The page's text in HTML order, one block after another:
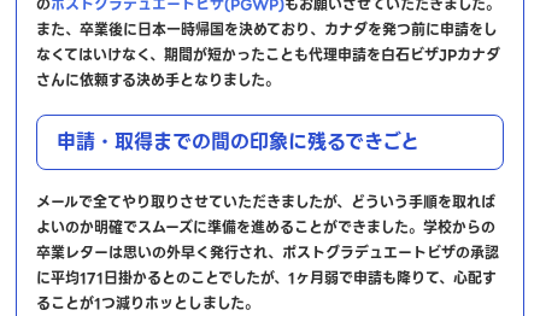
また、卒業後に日本一時帰国を決めており、カナダを発つ前に申請をし
なくてはいけなく、期間が短かったことも代理申請を白石ビザJPカナダ
さんに依頼する決め手となりました。
申請・取得までの間の印象に残るできごと
メールで全てやり取りさせていただきましたが、どういう手順を取れば
よいのか明確でスムーズに準備を進めることができました。学校からの
卒業レターは思いの外早く発行され、ポストグラデュエートビザの承認
に平均171日掛かるとのことでしたが、1ヶ月弱で申請も降りて、心配す
ることが1つ減りホッとしました。